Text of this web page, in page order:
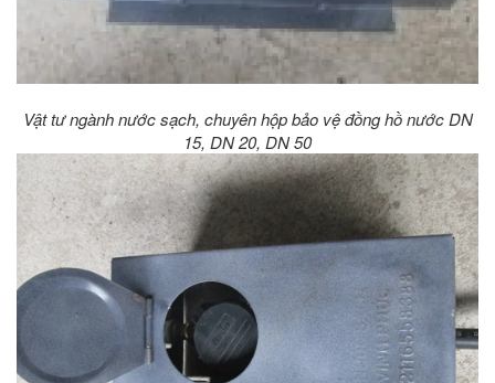
Vật tư ngành nước sạch, chuyên hộp bảo vệ đồng hồ nước DN
15, DN 20, DN 50